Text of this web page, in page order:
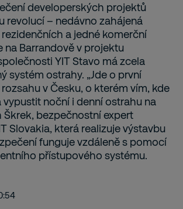
developerských projektů
revolucí – nedávno zahájená
a jedné komerční
na Barrandově v projektu
YIT Stavo má zcela
systém ostrahy. „Jde o první
v Česku, o kterém vím, kde
vypustit noční i denní ostrahu na
Škrek, bezpečnostní expert
Slovakia, která realizuje výstavbu
funguje vzdáleně s pomocí
přístupového systému.